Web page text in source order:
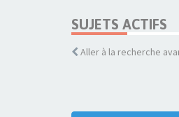
SUJETS ACTIFS
Aller à la recherche